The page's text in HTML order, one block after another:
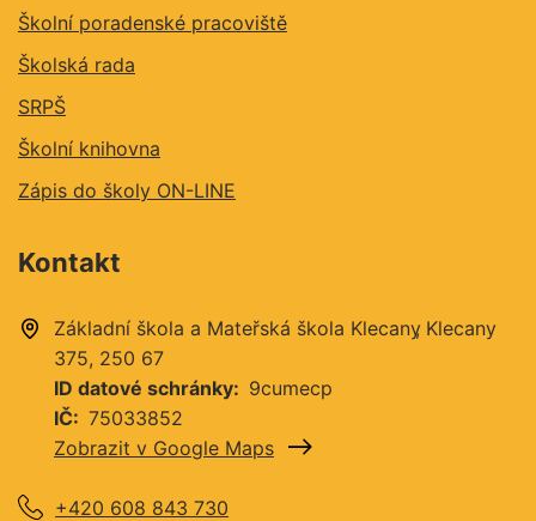
Školní poradenské pracoviště
Školská rada
SRPŠ
Školní knihovna
Zápis do školy ON-LINE
Kontakt
Základní škola a Mateřská škola KlecanyKlecany
375 250 67
ID datové schránky
9cumecp
IČ
75033852
Zobrazit v Google Maps
+420 608 843 730